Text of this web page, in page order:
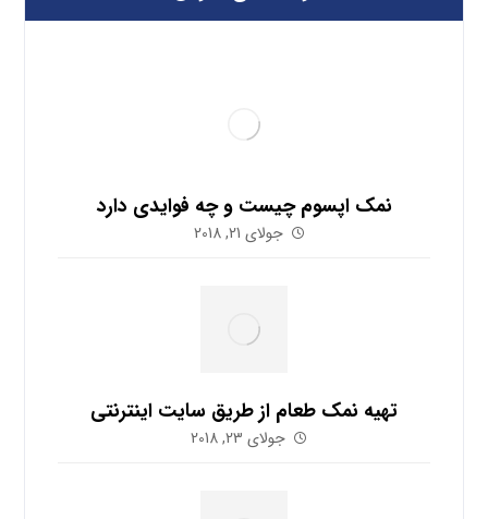
نمک اپسوم چیست و چه فوایدی دارد
جولای 21, 2018
تهیه نمک طعام از طریق سایت اینترنتی
جولای 23, 2018